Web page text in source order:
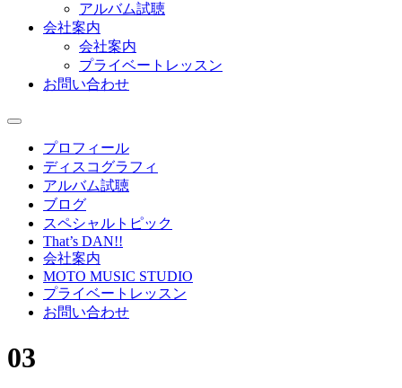
アルバム試聴
会社案内
会社案内
プライベートレッスン
お問い合わせ
プロフィール
ディスコグラフィ
アルバム試聴
ブログ
スペシャルトピック
That’s DAN!!
会社案内
MOTO MUSIC STUDIO
プライベートレッスン
お問い合わせ
03